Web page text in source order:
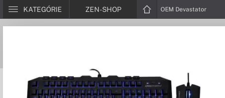
KATEGÓRIE ZEN-SHOP OEM Devastator